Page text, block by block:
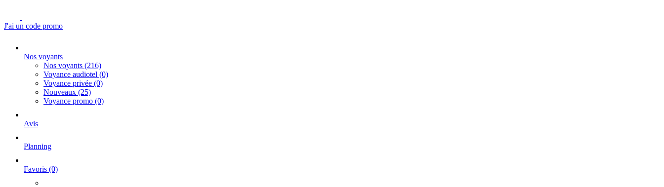
J'ai un code promo
Nos voyants
Nos voyants (216)
Voyance audiotel (0)
Voyance privée (0)
Nouveaux (25)
Voyance promo (0)
Avis
Planning
Favoris (0)